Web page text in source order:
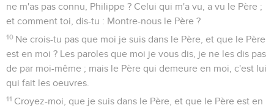
ne m'as pas connu, Philippe ? Celui qui m'a vu, a vu le Père ;
et comment toi, dis-tu : Montre-nous le Père ?
10 Ne crois-tu pas que moi je suis dans le Père, et que le Père
est en moi ? Les paroles que moi je vous dis, je ne les dis pas
de par moi-même ; mais le Père qui demeure en moi, c'est lui
qui fait les oeuvres.
11 Croyez-moi, que je suis dans le Père, et que le Père est en